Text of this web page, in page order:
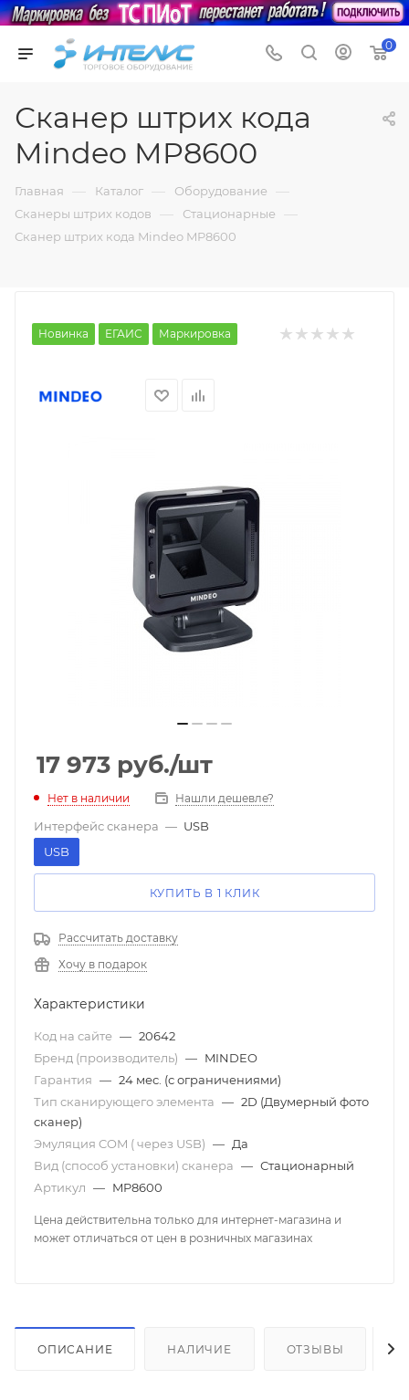
0
Сканер штрих кода
Mindeo MP8600
Главная — Каталог — Оборудование —
Сканеры штрих кодов — Стационарные —
Сканер штрих кода Mindeo MP8600
Новинка ЕГАИС Маркировка
17 973 руб./шт
Нет в наличии Нашли дешевле?
Интерфейс сканера — USB
USB
КУПИТЬ В 1 КЛИК
Рассчитать доставку
Хочу в подарок
Характеристики
Код на сайте — 20642
Бренд (производитель) — MINDEO
Гарантия — 24 мес. (с ограничениями)
Тип сканирующего элемента — 2D (Двумерный фото
сканер)
Эмуляция COM ( через USB) — Да
Вид (способ установки) сканера — Стационарный
Артикул — MP8600
Цена действительна только для интернет-магазина и
может отличаться от цен в розничных магазинах
ОПИСАНИЕ НАЛИЧИЕ ОТЗЫВЫ